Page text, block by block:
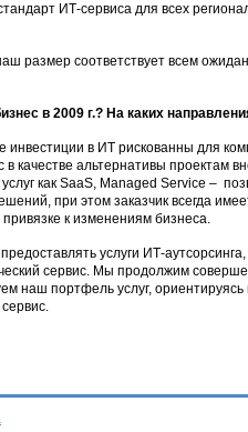
ИТ-сервиса для всех
размер соответствует всем
в 2009 г.? На каких
в ИТ рискованны для
качестве альтернативы проектам
как SaaS, Managed Service –
при этом заказчик всегда
привязке к изменениям бизнеса.
услуги ИТ-
сервис. Мы продолжим
наш портфель услуг,